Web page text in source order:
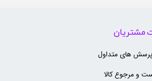
مشتریان
های متداول
و مرجوع کالا